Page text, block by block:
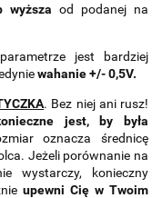
wyższa od podanej na
jest bardziej
wahanie +/- 0,5V.
. Bez niej ani rusz!
jest, by była
oznacza średnicę
Jeżeli porównanie na
wystarczy, konieczny
upewni Cię w Twoim